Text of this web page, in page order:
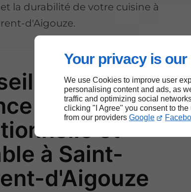
Your privacy is
We use Cookies to improve user
personalising content and ads, as
traffic and optimizing social
clicking "I Agree" you consent to
from our providers Google
la durabilité de votre cuisine à
d'Aigouze.
pour une
de cuisine
et
à Saint-
d'Aigouze